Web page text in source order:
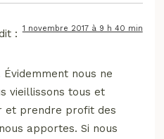
: 1 novembre 2017 à 9 h 40 min
nous ne
vieillissons tous et
et prendre profit des
apportes. Si nous